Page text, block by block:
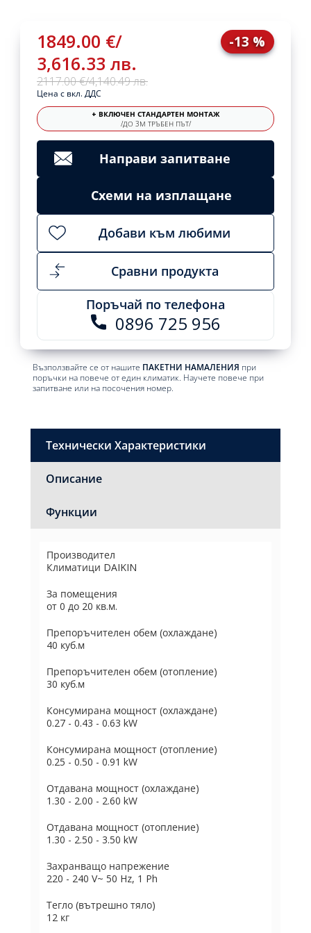
1849.00 €/
3,616.33 лв.
2117.00 €/4,140.49 лв.
-13 %
Цена с вкл. ДДС
+ ВКЛЮЧЕН СТАНДАРТЕН МОНТАЖ
/ДО 3М ТРЪБЕН ПЪТ/
Направи запитване
Схеми на изплащане
Добави към любими
Сравни продукта
Поръчай по телефона
0896 725 956
Възползвайте се от нашите ПАКЕТНИ НАМАЛЕНИЯ при
поръчки на повече от един климатик. Научете повече при
запитване или на посочения номер.
Технически Характеристики
Описание
Функции
Производител
Климатици DAIKIN
За помещения
от 0 до 20 кв.м.
Препоръчителен обем (охлаждане)
40 куб.м
Препоръчителен обем (отопление)
30 куб.м
Консумирана мощност (охлаждане)
0.27 - 0.43 - 0.63 kW
Консумирана мощност (отопление)
0.25 - 0.50 - 0.91 kW
Отдавана мощност (охлаждане)
1.30 - 2.00 - 2.60 kW
Отдавана мощност (отопление)
1.30 - 2.50 - 3.50 kW
Захранващо напрежение
220 - 240 V~ 50 Hz, 1 Ph
Тегло (вътрешно тяло)
12 кг